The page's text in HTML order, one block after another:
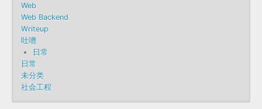
Web
Web Backend
Writeup
吐嘈
日常
日常
未分类
社会工程